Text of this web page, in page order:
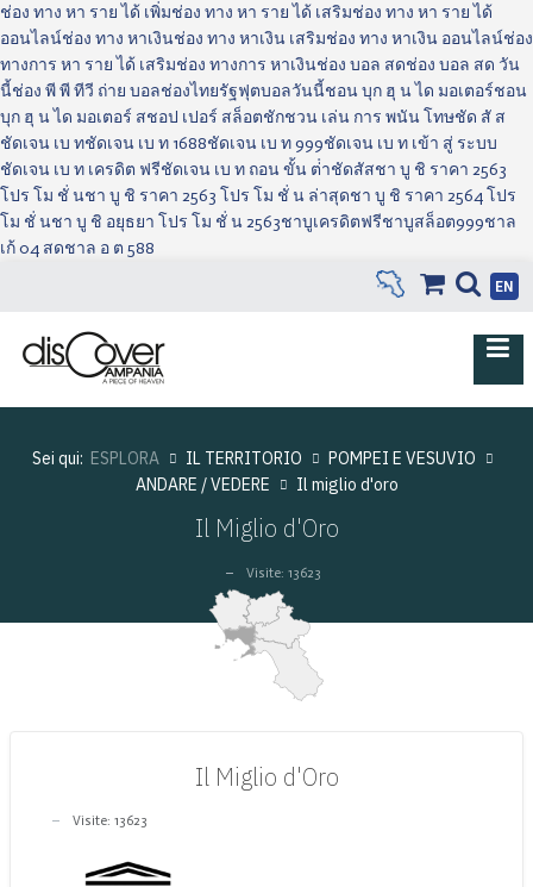
ช่อง ทาง หา ราย ได้ เพิ่มช่อง ทาง หา ราย ได้ เสริมช่อง ทาง หา ราย ได้
ออนไลน์ช่อง ทาง หาเงินช่อง ทาง หาเงิน เสริมช่อง ทาง หาเงิน ออนไลน์ช่อง
ทางการ หา ราย ได้ เสริมช่อง ทางการ หาเงินช่อง บอล สดช่อง บอล สด วัน
นี้ช่อง พี พี ทีวี ถ่าย บอลช่องไทยรัฐฟุตบอลวันนี้ชอน บุก ฮุ น ได มอเตอร์ชอน
บุก ฮุ น ได มอเตอร์ สชอป เปอร์ สล็อตชักชวน เล่น การ พนัน โทษชัด สั ส
ชัดเจน เบ ทชัดเจน เบ ท 1688ชัดเจน เบ ท 999ชัดเจน เบ ท เข้า สู่ ระบบ
ชัดเจน เบ ท เครดิต ฟรีชัดเจน เบ ท ถอน ขั้น ต่ําชัดสัสชา บู ชิ ราคา 2563
โปร โม ชั่ นชา บู ชิ ราคา 2563 โปร โม ชั่ น ล่าสุดชา บู ชิ ราคา 2564 โปร
โม ชั่ นชา บู ชิ อยุธยา โปร โม ชั่ น 2563ชาบูเครดิตฟรีชาบูสล็อต999ชาล
เก้ 04 สดชาล อ ต 588
EN
Sei qui: ESPLORA IL TERRITORIO
POMPEI E VESUVIO
ANDARE / VEDERE
Il miglio d'oro
Il Miglio d'Oro
Visite: 13623
Il Miglio d'Oro
Visite: 13623